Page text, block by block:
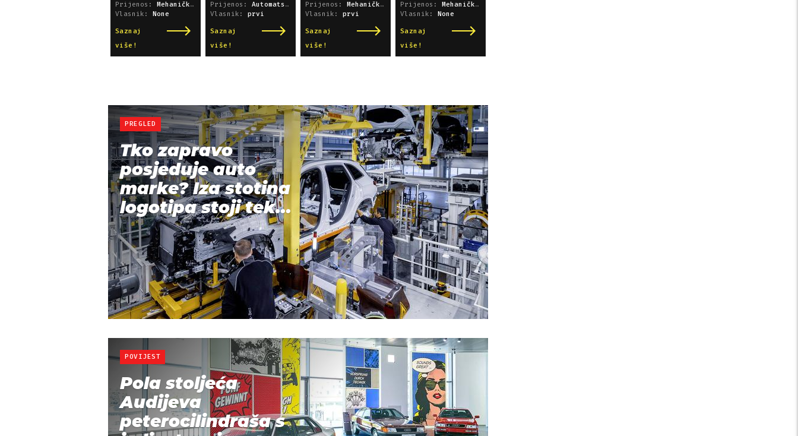
Prijenos:
Mehanički mjenjač
Vlasnik:
None
Saznaj
više!
Prijenos:
Mehanički mjenjač
Vlasnik:
None
Saznaj
više!
Prijenos: Automatski sekvencijski
Vlasnik: prvi
Saznaj
više!
Prijenos:
Mehanički mjenjač
Vlasnik: prvi
Saznaj
više!
PREGLED
Tko zapravo
posjeduje auto
marke? Iza stotina
logotipa stoji tek...
POVIJEST
Pola stoljeća
Audijeva
peterocilindraša s